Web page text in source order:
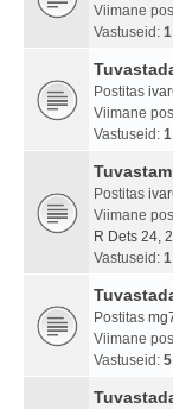
Viimane
Vastuseid: 1
Postitas
Viimane
Vastuseid: 1
Postitas
Viimane
R Dets 24,
Vastuseid: 1
Postitas
Viimane
Vastuseid: 5